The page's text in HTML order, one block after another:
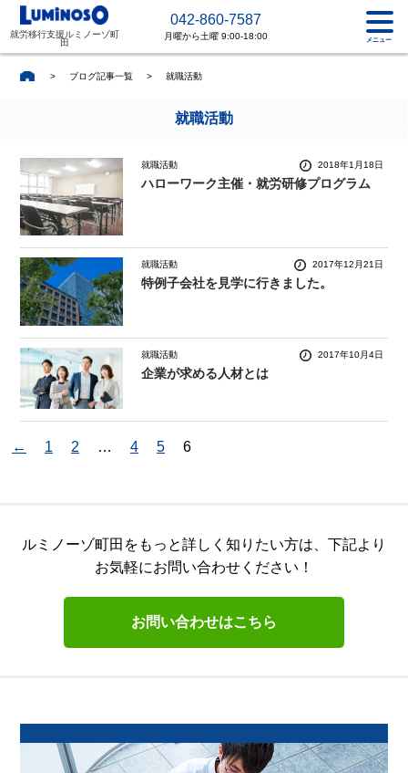
就労移行支援ルミノーゾ町
田
042-860-7587
月曜から土曜 9:00-18:00 メニュー
> ブログ記事一覧 > 就職活動
就職活動
就職活動 2018年1月18日
ハローワーク主催・就労研修プログラム
就職活動 2017年12月21日
特例子会社を見学に行きました。
就職活動 2017年10月4日
企業が求める人材とは
← 1 2 … 4 5 6
ルミノーゾ町田をもっと詳しく知りたい方は、 下記より
お気軽にお問い合わせください！
お問い合わせはこちら